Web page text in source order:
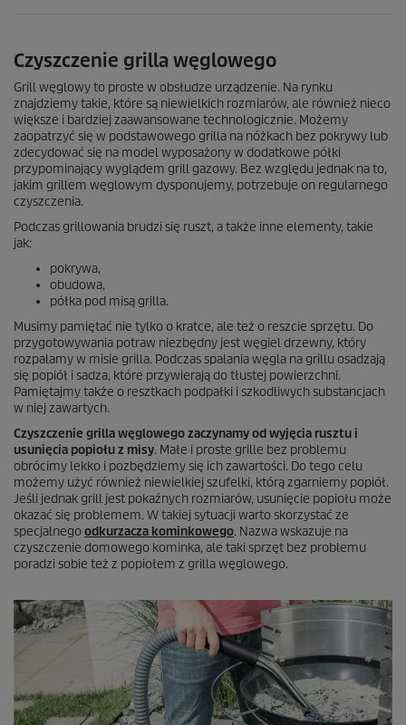
Czyszczenie grilla węglowego
Grill węglowy to proste w obsłudze urządzenie. Na rynku
znajdziemy takie, które są niewielkich rozmiarów, ale również nieco
większe i bardziej zaawansowane technologicznie. Możemy
zaopatrzyć się w podstawowego grilla na nóżkach bez pokrywy lub
zdecydować się na model wyposażony w dodatkowe półki
przypominający wyglądem grill gazowy. Bez względu jednak na to,
jakim grillem węglowym dysponujemy, potrzebuje on regularnego
czyszczenia.
Podczas grillowania brudzi się ruszt, a także inne elementy, takie
jak:
pokrywa,
obudowa,
półka pod misą grilla.
Musimy pamiętać nie tylko o kratce, ale też o reszcie sprzętu. Do
przygotowywania potraw niezbędny jest węgiel drzewny, który
rozpalamy w misie grilla. Podczas spalania węgla na grillu osadzają
się popiół i sadza, które przywierają do tłustej powierzchni.
Pamiętajmy także o resztkach podpałki i szkodliwych substancjach
w niej zawartych.
Czyszczenie grilla węglowego zaczynamy od wyjęcia rusztu i
usunięcia popiołu z misy. Małe i proste grille bez problemu
obrócimy lekko i pozbędziemy się ich zawartości. Do tego celu
możemy użyć również niewielkiej szufelki, którą zgarniemy popiół.
Jeśli jednak grill jest pokaźnych rozmiarów, usunięcie popiołu może
okazać się problemem. W takiej sytuacji warto skorzystać ze
specjalnegoodkurzacza kominkowego. Nazwa wskazuje na
czyszczenie domowego kominka, ale taki sprzęt bez problemu
poradzi sobie też z popiołem z grilla węglowego.